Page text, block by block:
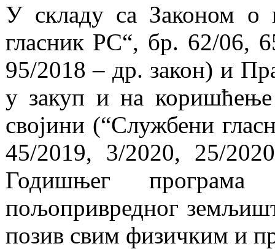
У складу са Законом о
гласник РС“, бр. 62/06,
95/2018 – др. закон) и
у закуп и на
својини (“Службени
45/2019, 3/2020, 25/
Годишњег
пољопривредног
позив свим физичким и